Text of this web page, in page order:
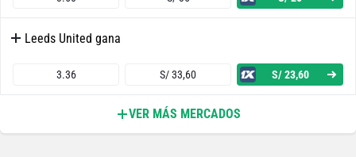
Leeds United gana
3.36 S/ 33,60 S/ 23,60
Ambos Equipos Anotan - SíVER MÁS MERCADOS